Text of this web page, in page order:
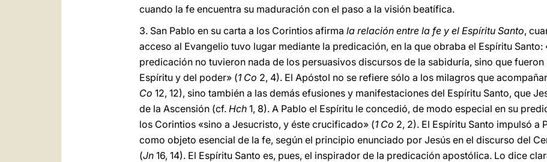
cuando la fe encuentra su maduración con el paso a la visión beatífica.
3. San Pablo en su carta a los Corintios afirma la relación entre la fe y el Espíritu Santo,
acceso al Evangelio tuvo lugar mediante la predicación, en la que obraba el Espíritu Santo:
predicación no tuvieron nada de los persuasivos discursos de la sabiduría, sino que
Espíritu y del poder» (1 Co 2, 4). El Apóstol no se refiere sólo a los milagros que
Co 12, 12), sino también a las demás efusiones y manifestaciones del Espíritu Santo, que
de la Ascensión (cf. Hch 1, 8). A Pablo el Espíritu le concedió, de modo especial en su
los Corintios «sino a Jesucristo, y éste crucificado» (1 Co 2, 2). El Espíritu Santo impulsó a
como objeto esencial de la fe, según el principio enunciado por Jesús en el discurso del
(Jn 16, 14). El Espíritu Santo es, pues, el inspirador de la predicación apostólica. Lo dice